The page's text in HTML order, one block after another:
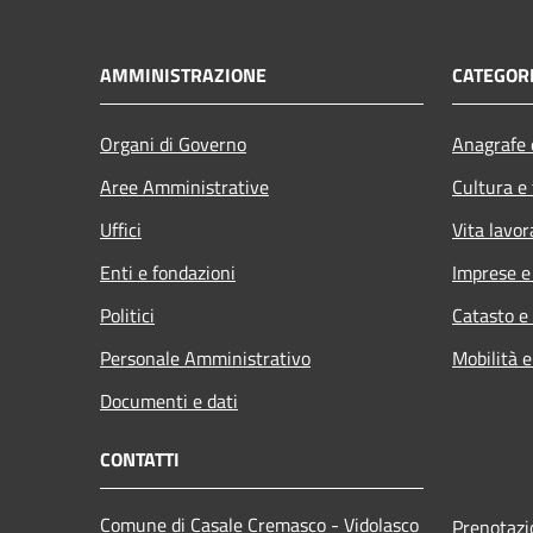
AMMINISTRAZIONE
Organi di Governo
Aree Amministrative
Uffici
Enti e fondazioni
Politici
Personale Amministrativo
Documenti e dati
Cultura
Vita
Imprese
Catasto
Mobilità
CONTATTI
Comune di Casale Cremasco - Vidolasco